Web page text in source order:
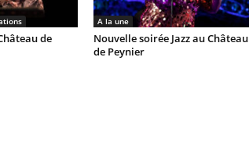
de
A la une
Nouvelle soirée Jazz au Château
de Peynier